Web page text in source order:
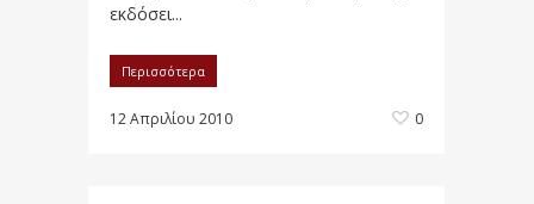
εκδόσει...
Περισσότερα
12 Απριλίου 2010 0